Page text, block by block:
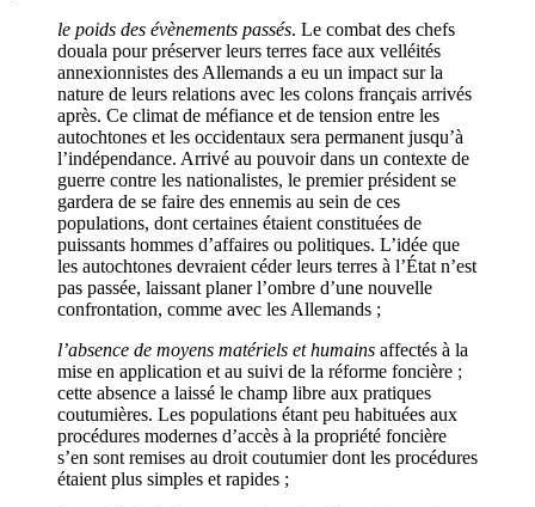
le poids des évènements passés. Le combat des chefs
douala pour préserver leurs terres face aux velléités
annexionnistes des Allemands a eu un impact sur la
nature de leurs relations avec les colons français arrivés
après. Ce climat de méfiance et de tension entre les
autochtones et les occidentaux sera permanent jusqu’à
l’indépendance. Arrivé au pouvoir dans un contexte de
guerre contre les nationalistes, le premier président se
gardera de se faire des ennemis au sein de ces
populations, dont certaines étaient constituées de
puissants hommes d’affaires ou politiques. L’idée que
les autochtones devraient céder leurs terres à l’État n’est
pas passée, laissant planer l’ombre d’une nouvelle
confrontation, comme avec les Allemands ;
l’absence de moyens matériels et humains affectés à la
mise en application et au suivi de la réforme foncière ;
cette absence a laissé le champ libre aux pratiques
coutumières. Les populations étant peu habituées aux
procédures modernes d’accès à la propriété foncière
s’en sont remises au droit coutumier dont les procédures
étaient plus simples et rapides ;